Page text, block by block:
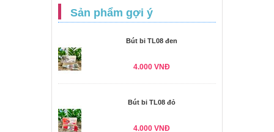
Sản phẩm gợi ý
Bút bi TL08 đen
4.000 VNĐ
Bút bi TL08 đỏ
4.000 VNĐ